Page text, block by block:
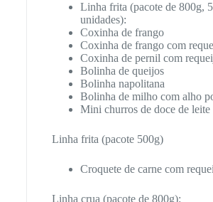
Linha frita (pacote de 800g,
unidades):
Coxinha de frango
Coxinha de frango com
Coxinha de pernil com
Bolinha de queijos
Bolinha napolitana
Bolinha de milho com alho
Mini churros de doce de leite
Linha frita (pacote 500g)
Croquete de carne com
Linha crua (pacote de 800g):